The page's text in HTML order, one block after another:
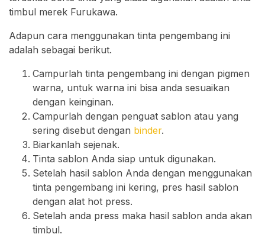
timbul merek Furukawa.
Adapun cara menggunakan tinta pengembang ini
adalah sebagai berikut.
Campurlah tinta pengembang ini dengan pigmen
warna, untuk warna ini bisa anda sesuaikan
dengan keinginan.
Campurlah dengan penguat sablon atau yang
sering disebut dengan binder.
Biarkanlah sejenak.
Tinta sablon Anda siap untuk digunakan.
Setelah hasil sablon Anda dengan menggunakan
tinta pengembang ini kering, pres hasil sablon
dengan alat hot press.
Setelah anda press maka hasil sablon anda akan
timbul.